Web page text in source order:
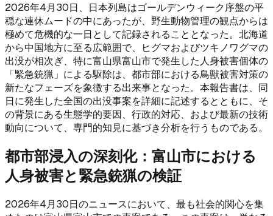
2026年4月30日、日本列島はゴールデンウィーク序盤の平
穏な連休ムードの中にあったが、野生動物管理の観点からは
極めて危機的な一日として記録されることとなった。北海道
から中国地方に至る広範囲で、ヒグマおよびツキノワグマの
出没が相次ぎ、特に富山県富山市で発生した人身被害個体の
「緊急銃猟」による駆除は、都市部における鳥獣被害対策の
新たなフェーズを象徴する出来事となった。本報告書は、同
日に発生した全国の出没事案を詳細に記述するとともに、そ
の背景にある生態学的要因、行政的対応、および最新の技術
動向について、専門的知見に基づき分析を行うものである。
都市部浸入の深刻化：富山市における
人身被害と緊急銃猟の検証
2026年4月30日のニュースにおいて、最も社会的関心を集